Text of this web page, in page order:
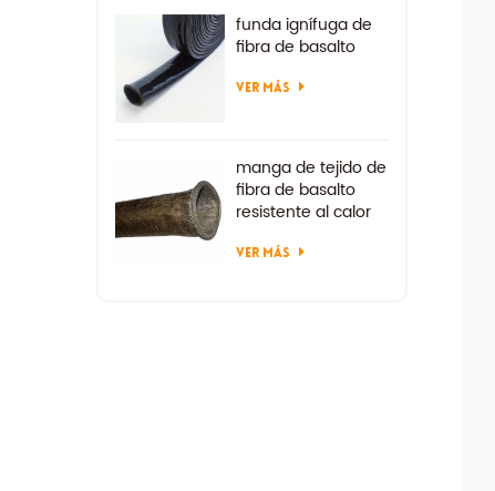
funda ignífuga de
fibra de basalto
VER MÁS
manga de tejido de
fibra de basalto
resistente al calor
VER MÁS